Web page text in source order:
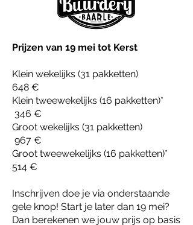
Prijzen van 19 mei tot Kerst
Klein wekelijks (31 pakketten)
648 €
Klein tweewekelijks (16 pakketten)*
346 €
Groot wekelijks (31 pakketten)
967 €
Groot tweewekelijks (16 pakketten)*
514 €
Inschrijven doe je via onderstaande
gele knop! Start je later dan 19 mei?
Dan berekenen we jouw prijs op basis